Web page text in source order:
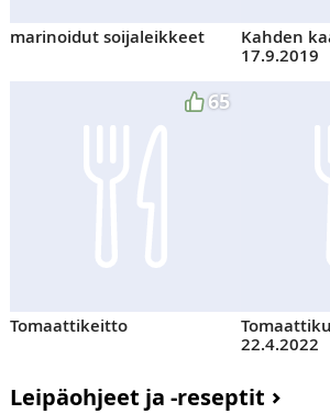
marinoidut soijaleikkeet
Kahden
17.9.2019
65
Tomaattikeitto
22.4.2022
Leipäohjeet ja -reseptit